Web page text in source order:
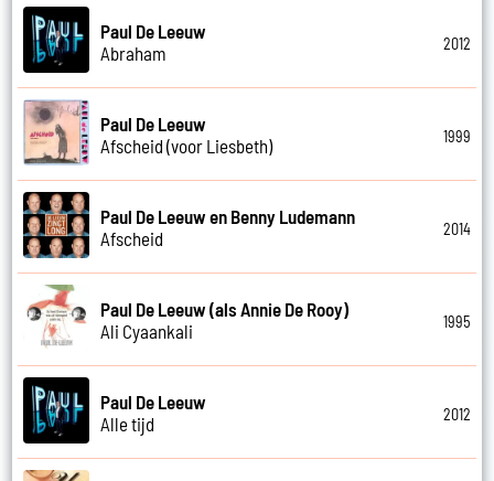
Paul De Leeuw
Abraham
2012
Paul De Leeuw
Afscheid (voor Liesbeth)
1999
Paul De Leeuw en Benny Ludemann
Afscheid
2014
Paul De Leeuw (als Annie De Rooy)
Ali Cyaankali
1995
Paul De Leeuw
Alle tijd
2012